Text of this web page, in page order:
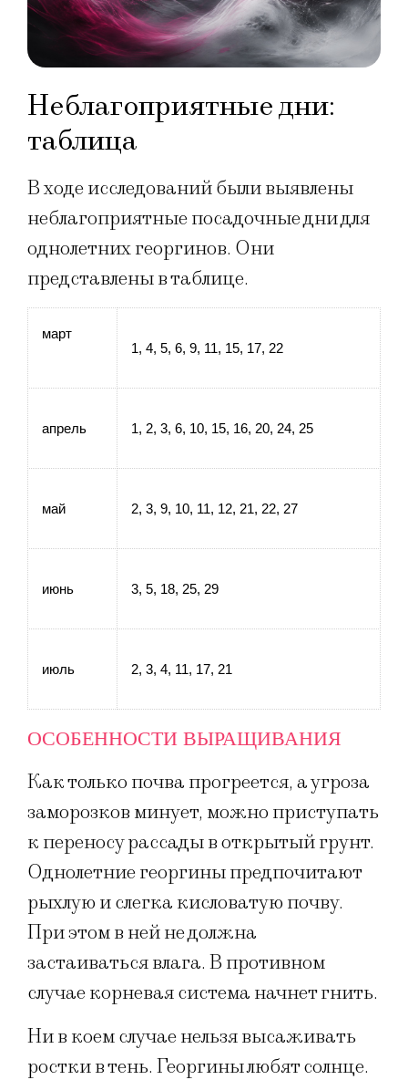
Неблагоприятные дни:
таблица
В ходе исследований были выявлены
неблагоприятные посадочные дни для
однолетних георгинов. Они
представлены в таблице.
март
1, 4, 5, 6, 9, 11, 15, 17, 22
апрель 1, 2, 3, 6, 10, 15, 16, 20, 24, 25
май 2, 3, 9, 10, 11, 12, 21, 22, 27
июнь 3, 5, 18, 25, 29
июль 2, 3, 4, 11, 17, 21
ОСОБЕННОСТИ ВЫРАЩИВАНИЯ
Как только почва прогреется, а угроза
заморозков минует, можно приступать
к переносу рассады в открытый грунт.
Однолетние георгины предпочитают
рыхлую и слегка кисловатую почву.
При этом в ней не должна
застаиваться влага. В противном
случае корневая система начнет гнить.
Ни в коем случае нельзя высаживать
ростки в тень. Георгины любят солнце.